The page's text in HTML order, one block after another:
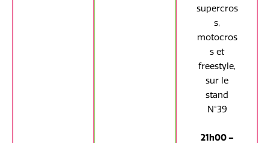
supercros
s,
motocros
s et
freestyle,
sur le
stand
N°39
21h00 –